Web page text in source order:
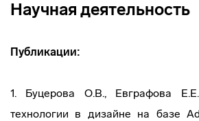
Научная деятельность
Публикации:
1. Буцерова О.В., Евграфова
технологии в дизайне на базе